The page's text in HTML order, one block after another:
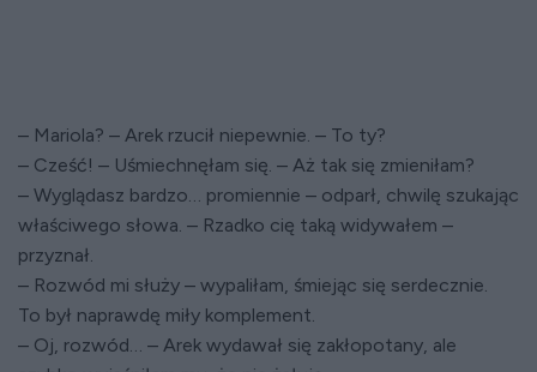
– Mariola? – Arek rzucił niepewnie. – To ty?
– Cześć! – Uśmiechnęłam się. – Aż tak się zmieniłam?
– Wyglądasz bardzo… promiennie – odparł, chwilę szukając
właściwego słowa. – Rzadko cię taką widywałem –
przyznał.
– Rozwód mi służy – wypaliłam, śmiejąc się serdecznie.
To był naprawdę miły komplement.
– Oj, rozwód… – Arek wydawał się zakłopotany, ale